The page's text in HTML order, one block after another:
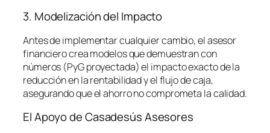
3. Modelización del Impacto
Antes de implementar cualquier cambio, el asesor
financiero crea modelos que demuestran con
números (PyG proyectada) el impacto exacto de la
reducción en la rentabilidad y el flujo de caja,
asegurando que el ahorro no comprometa la calidad.
El Apoyo de Casadesús Asesores